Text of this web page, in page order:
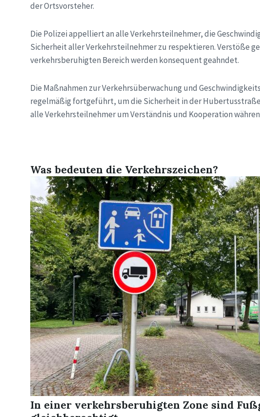
der Ortsvorsteher.
Die Polizei appelliert an alle Verkehrsteilnehmer, die
Sicherheit aller Verkehrsteilnehmer zu respektieren. Verstöße
verkehrsberuhigten Bereich werden konsequent geahndet.
Die Maßnahmen zur Verkehrsüberwachung und
regelmäßig fortgeführt, um die Sicherheit in der
alle Verkehrsteilnehmer um Verständnis und Kooperation
Was bedeuten die Verkehrszeichen?
In einer verkehrsberuhigten Zone sind